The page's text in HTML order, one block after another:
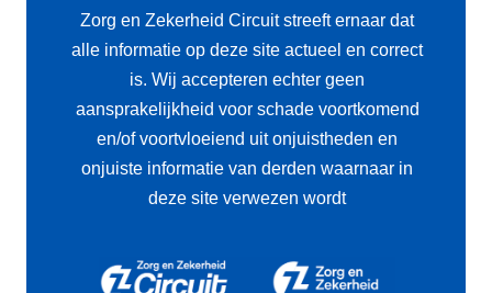
Zorg en Zekerheid Circuit streeft ernaar dat
alle informatie op deze site actueel en correct
is. Wij accepteren echter geen
aansprakelijkheid voor schade voortkomend
en/of voortvloeiend uit onjuistheden en
onjuiste informatie van derden waarnaar in
deze site verwezen wordt